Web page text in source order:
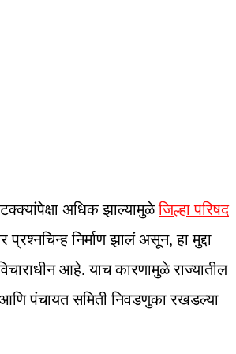
टक्क्यांपेक्षा अधिक झाल्यामुळेजिल्हा परिषद
निर्माण झालं असून, हा मुद्दा
आहे. याच कारणामुळे राज्यातील
पंचायत समिती निवडणुका रखडल्या